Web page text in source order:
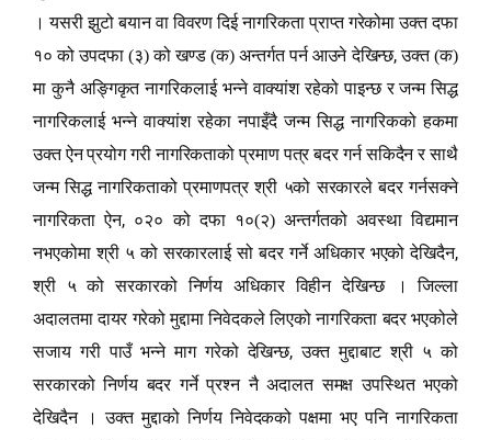
। यसरी झुटो बयान वा विवरण दिई नागरिकता प्राप्त गरेकोमा उक्त दफा
१० को उपदफा (३) को खण्ड (क) अन्तर्गत पर्न आउने देखिन्छ,उक्त (क)
मा कुनै अङ्गिकृत नागरिकलाई भन्ने वाक्यांश रहेको पाइन्छ र जन्म सिद्ध
नागरिकलाई भन्ने वाक्यांश रहेका नपाइँदै जन्म सिद्ध नागरिकको हकमा
उक्त ऐन प्रयोग गरी नागरिकताको प्रमाण पत्र बदर गर्न सकिदैन र साथै
जन्म सिद्ध नागरिकताको प्रमाणपत्र श्री ५को सरकारले बदर गर्नसक्ने
नागरिकता ऐन, ०२० को दफा १०(२) अन्तर्गतको अवस्था विद्यमान
नभएकोमा श्री ५ को सरकारलाई सो बदर गर्ने अधिकार भएको देखिदैन,
श्री ५ को सरकारको निर्णय अधिकार विहीन देखिन्छ । जिल्ला
अदालतमा दायर गरेको मुद्दामा निवेदकले लिएको नागरिकता बदर भएकोले
सजाय गरी पाउँ भन्ने माग गरेको देखिन्छ,उक्त मुद्दाबाट श्री ५ को
सरकारको निर्णय बदर गर्ने प्रश्न नै अदालत समक्ष उपस्थित भएको
देखिदैन । उक्त मुद्दाको निर्णय निवेदकको पक्षमा भए पनि नागरिकता